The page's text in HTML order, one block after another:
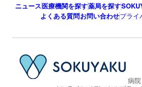
ニュース医療機関を探す薬局を探す
よくある質問お問い合わせプライ
病